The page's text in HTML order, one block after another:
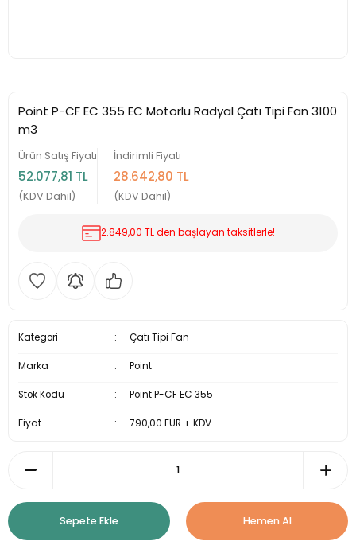
Point P-CF EC 355 EC Motorlu Radyal Çatı Tipi Fan 3100
m3
İndirimli Fiyatı
28.642,80 TL
(KDV Dahil)
Ürün Satış Fiyatı
52.077,81 TL
(KDV Dahil)
2.849,00 TL den başlayan taksitlerle!
Kategori Çatı Tipi Fan
Marka Point
Stok Kodu Point P-CF EC 355
Fiyat 790,00 EUR + KDV
Sepete Ekle Hemen Al